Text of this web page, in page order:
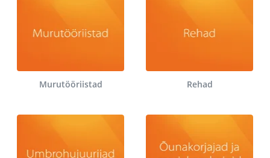
Murutööriistad Rehad